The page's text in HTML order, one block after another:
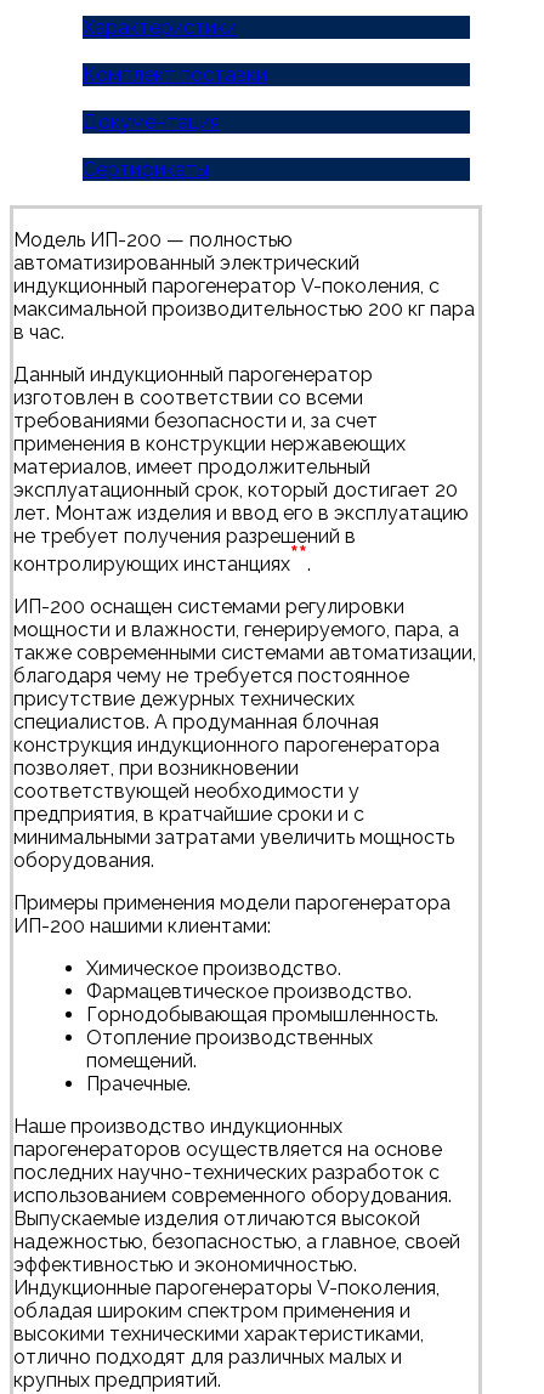
Характеристики
Комплект поставки
Документация
Сертификаты
Модель ИП-200 — полностью
автоматизированный электрический
индукционный парогенератор V-поколения, с
максимальной производительностью 200 кг пара
в час.
Данный индукционный парогенератор
изготовлен в соответствии со всеми
требованиями безопасности и, за счет
применения в конструкции нержавеющих
материалов, имеет продолжительный
эксплуатационный срок, который достигает 20
лет. Монтаж изделия и ввод его в эксплуатацию
не требует получения разрешений в
контролирующих инстанциях**.
ИП-200 оснащен системами регулировки
мощности и влажности, генерируемого, пара, а
также современными системами автоматизации,
благодаря чему не требуется постоянное
присутствие дежурных технических
специалистов. А продуманная блочная
конструкция индукционного парогенератора
позволяет, при возникновении
соответствующей необходимости у
предприятия, в кратчайшие сроки и с
минимальными затратами увеличить мощность
оборудования.
Примеры применения модели парогенератора
ИП-200 нашими клиентами:
Химическое производство.
Фармацевтическое производство.
Горнодобывающая промышленность.
Отопление производственных
помещений.
Прачечные.
Наше производство индукционных
парогенераторов осуществляется на основе
последних научно-технических разработок c
использованием современного оборудования.
Выпускаемые изделия отличаются высокой
надежностью, безопасностью, а главное, своей
эффективностью и экономичностью.
Индукционные парогенераторы V-поколения,
обладая широким спектром применения и
высокими техническими характеристиками,
отлично подходят для различных малых и
крупных предприятий.